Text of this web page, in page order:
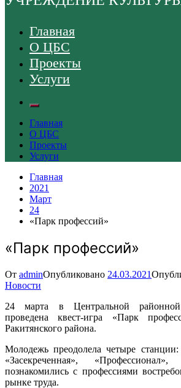
Главная
О ЦБС
Проекты
Услуги
Главная
О ЦБС
Проекты
Услуги
Главная
2021
Март
24
«Парк профессий»
«Парк профессий»
От adminОпубликовано 24.03.2021
Новости
24 марта в Центральной
проведена квест-игра «Парк
Ракитянского района.
Молодежь преодолела четыре
«Засекреченная»,
познакомились с профессиями
рынке труда.